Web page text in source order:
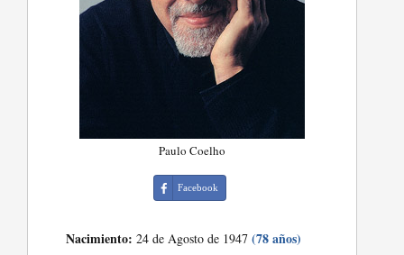
Paulo Coelho
Facebook
Nacimiento: 24 de Agosto de 1947(78 años)